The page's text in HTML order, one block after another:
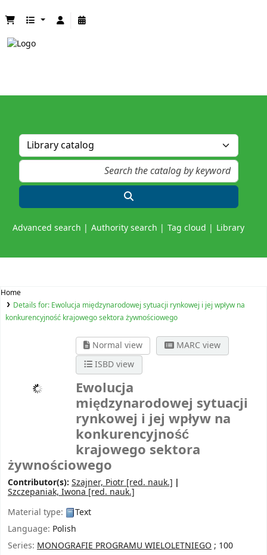
Advanced search Authority search Tag cloud Library
Home
Details for: Ewolucja międzynarodowej sytuacji rynkowej i jej wpływ na
konkurencyjność krajowego sektora żywnościowego
Normal view
MARC view
ISBD view
Ewolucja
międzynarodowej sytuacji
rynkowej i jej wpływ na
konkurencyjność
krajowego sektora
żywnościowego
Contributor(s): Szajner, Piotr [red. nauk.]
Szczepaniak, Iwona [red. nauk.]
Material type:
Text
Language: Polish
Series: MONOGRAFIE PROGRAMU WIELOLETNIEGO ; 100